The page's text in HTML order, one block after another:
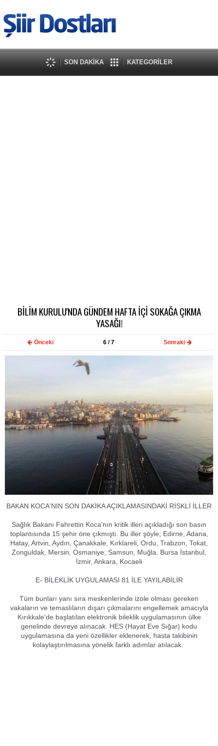
SON DAKİKA KATEGORİLER
BİLİM KURULU'NDA GÜNDEM HAFTA İÇİ SOKAĞA ÇIKMA
YASAĞI!
Önceki 6 / 7 Sonraki
BAKAN KOCA'NIN SON DAKİKA AÇIKLAMASINDAKİ RİSKLİ İLLER
Sağlık Bakanı Fahrettin Koca'nın kritik illeri açıkladığı son basın
toplantısında 15 şehir öne çıkmıştı. Bu iller şöyle; Edirne, Adana,
Hatay, Artvin, Aydın, Çanakkale, Kırklareli, Ordu, Trabzon, Tokat,
Zonguldak, Mersin, Osmaniye, Samsun, Muğla, Bursa İstanbul,
İzmir, Ankara, Kocaeli
E- BİLEKLİK UYGULAMASI 81 İLE YAYILABİLİR
Tüm bunları yanı sıra meskenlerinde izole olması gereken
vakaların ve temaslıların dışarı çıkmalarını engellemek amacıyla
Kırıkkale'de başlatılan elektronik bileklik uygulamasının ülke
genelinde devreye alınacak. HES (Hayat Eve Sığar) kodu
uygulamasına da yeni özellikler eklenerek, hasta takibinin
kolaylaştırılmasına yönelik farklı adımlar atılacak.